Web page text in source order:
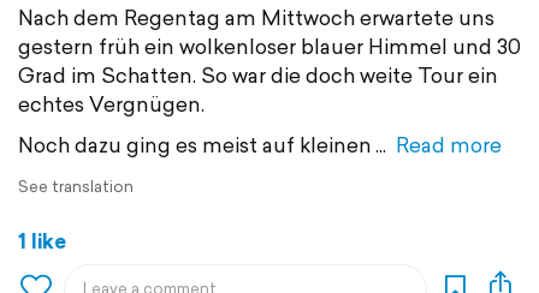
Nach dem Regentag am Mittwoch erwartete uns
gestern früh ein wolkenloser blauer Himmel und 30
Grad im Schatten. So war die doch weite Tour ein
echtes Vergnügen.
Noch dazu ging es meist auf kleinen
Read more
See translation
1 like